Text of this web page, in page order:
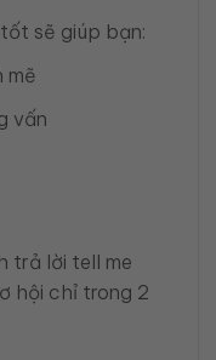
sẽ giúp bạn:
mẽ
vấn
trả lời tell me
hội chỉ trong 2